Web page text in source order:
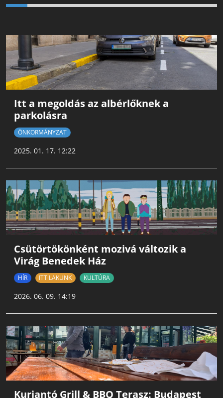
Itt a megoldás az albérlőknek a
parkolásra
ÖNKORMÁNYZAT
2025. 01. 17. 12:22
Csütörtökönként mozivá változik a
Virág Benedek Ház
HÍR ITT LAKUNK KULTÚRA
2026. 06. 09. 14:19
Kurjantó Grill & BBQ Terasz: Budapest